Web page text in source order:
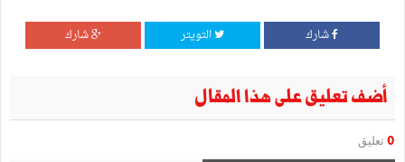
شارك التويتر شارك
أضف تعليق على هذا المقال
0 تعليق